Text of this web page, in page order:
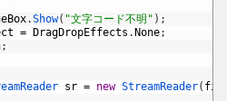
.Show( "文字コード不明" ) ;
= DragDropEffects . None;
;
sr = new StreamReader(